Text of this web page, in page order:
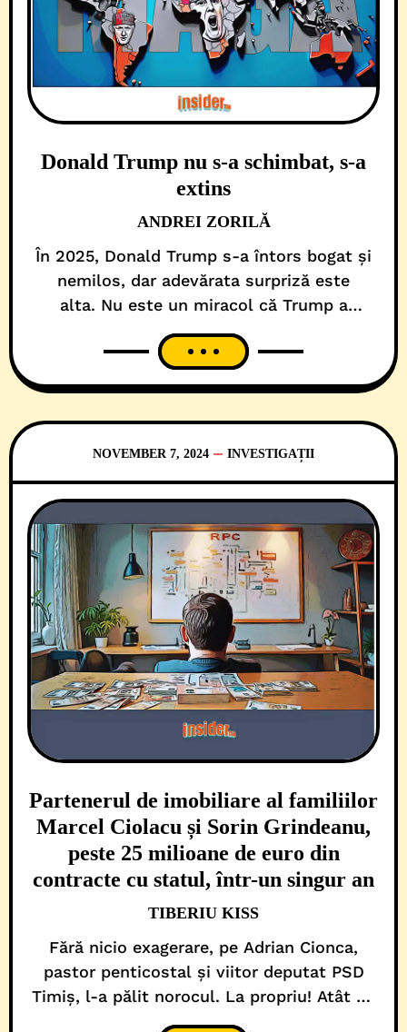
Donald Trump nu s-a schimbat, s-a
extins
ANDREI ZORILĂ
În 2025, Donald Trump s-a întors bogat și
nemilos, dar adevărata surpriză este
alta. Nu este un miracol că Trump a
supraviețuit înfrângerii din 2020. Sau că a
trecut cu bine peste o tentativă de lovitură
de stat ori că a traversat un deșert, într-o
parte dintr-un Partid Republican
NOVEMBER 7, 2024 INVESTIGAȚII
Partenerul de imobiliare al familiilor
Marcel Ciolacu și Sorin Grindeanu,
peste 25 milioane de euro din
contracte cu statul, într-un singur an
TIBERIU KISS
Fără nicio exagerare, pe Adrian Cionca,
pastor penticostal și viitor deputat PSD
Timiș, l-a pălit norocul. La propriu! Atât de
tare a pus mâna Dumnezeu pe umărul său